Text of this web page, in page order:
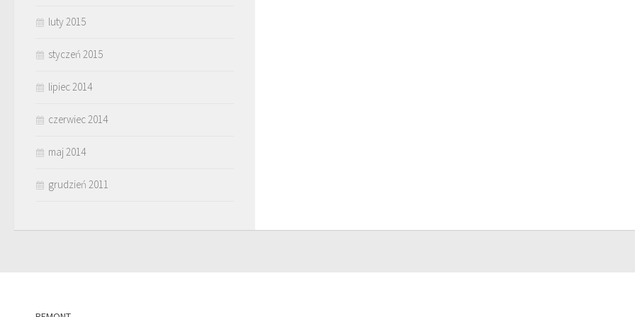
luty 2015
styczeń 2015
lipiec 2014
czerwiec 2014
maj 2014
grudzień 2011